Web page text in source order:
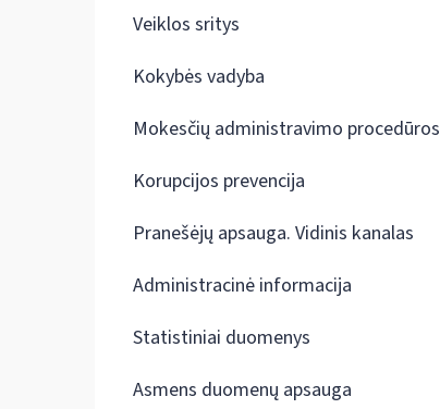
Veiklos sritys
Kokybės vadyba
Mokesčių administravimo procedūros
Korupcijos prevencija
Pranešėjų apsauga. Vidinis kanalas
Administracinė informacija
Statistiniai duomenys
Asmens duomenų apsauga